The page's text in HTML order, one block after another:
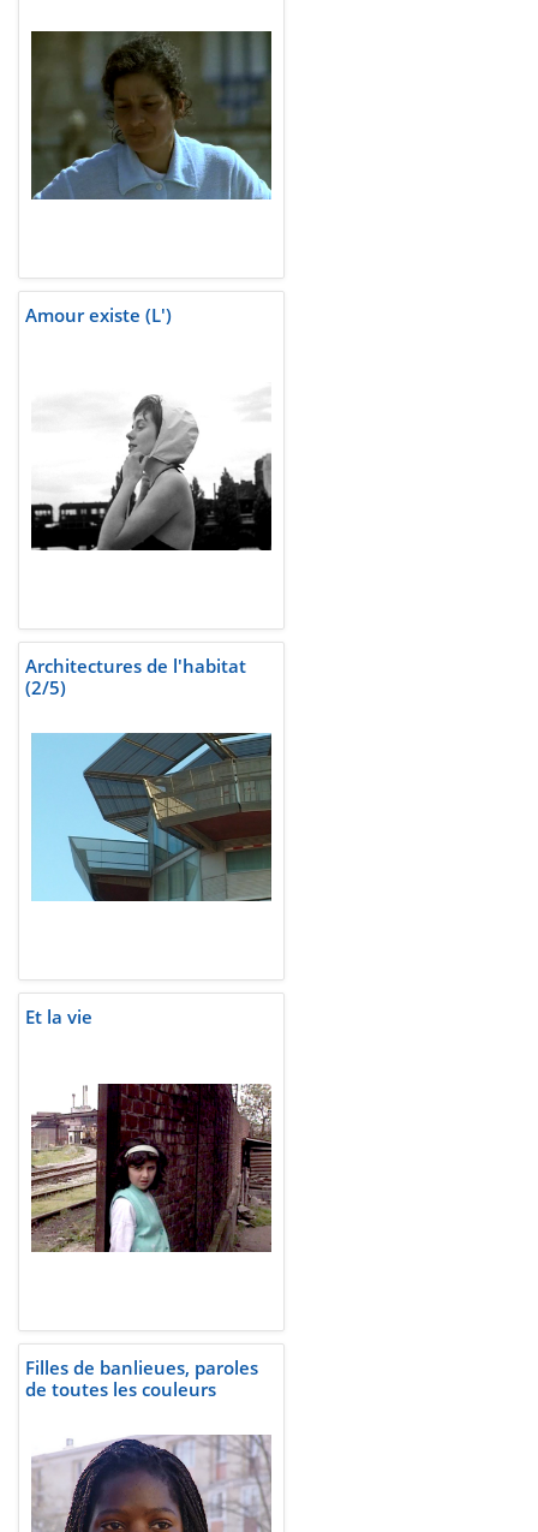
Amour existe (L')
Architectures de l'habitat
(2/5)
Et la vie
Filles de banlieues, paroles
de toutes les couleurs